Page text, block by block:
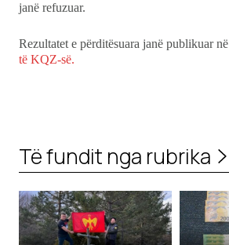
janë refuzuar.
Rezultatet e përditësuara janë publikuar në
të KQZ-së.
Të fundit nga rubrika